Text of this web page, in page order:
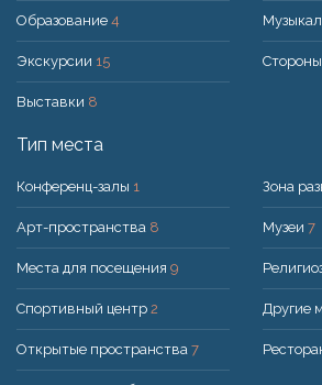
Образование 4
Экскурсии 15
Выставки 8
Стороны
Тип места
Конференц-залы 1
Арт-пространства 8
Места для посещения 9
Спортивный центр 2
Открытые пространства 7
Зона
Музеи 7
Другие